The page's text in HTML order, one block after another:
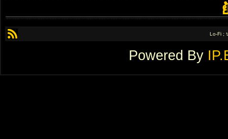
Lo-Fi ;
Powered By